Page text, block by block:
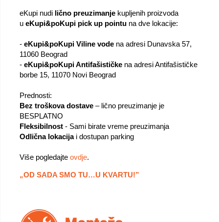
eKupi nudi lično preuzimanje kupljenih proizvoda
u eKupi&poKupi pick up pointu na dve lokacije:
- eKupi&poKupi Viline vode na adresi Dunavska 57,
11060 Beograd
- eKupi&poKupi Antifašističke na adresi Antifašističke
borbe 15, 11070 Novi Beograd
Prednosti:
Bez troškova dostave – lično preuzimanje je
BESPLATNO
Fleksibilnost - Sami birate vreme preuzimanja
Odlična lokacijai dostupan parking
Više pogledajte ovdje.
„OD SADA SMO TU…U KVARTU!”